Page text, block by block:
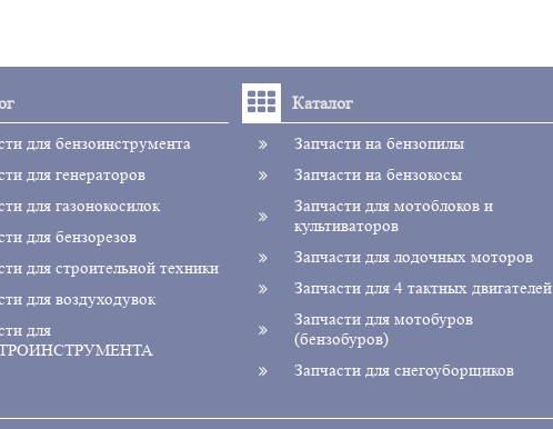
для бензоинструмента
для генераторов
для газонокосилок
для бензорезов
для строительной техники
для воздуходувок
для
Каталог
Запчасти на бензопилы
Запчасти на бензокосы
Запчасти для мотоблоков и
культиваторов
Запчасти для лодочных моторов
Запчасти для 4 тактных двигателей
Запчасти для мотобуров
(бензобуров)
Запчасти для снегоуборщиков